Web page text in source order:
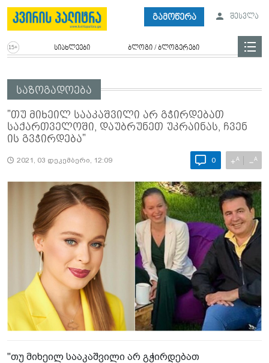
გამოწერა შესვლა
სიახლეები ბლოგი / ბლოგერები
საზოგადოება
"თუ მიხეილ სააკაშვილი არ გჭირდებათ
საქართველოში, დაუბრუნეთ უკრაინას, ჩვენ
ის გვჭირდება"
2021, 03 დეკემბერი, 12:09 0 +A −A
"თუ მიხეილ სააკაშვილი არ გჭირდებათ